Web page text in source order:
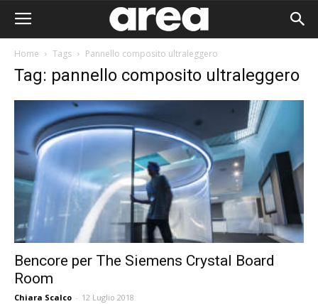
Home Tags Pannello composito ultraleggero
Tag: pannello composito ultraleggero
Bencore per The Siemens Crystal Board
Room
Chiara Scalco - 12 Luglio 2018